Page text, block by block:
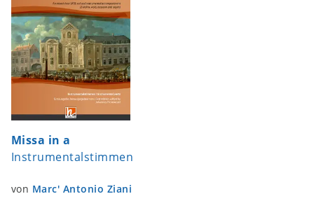
Missa in a
Instrumentalstimmen
von Marc' Antonio Ziani